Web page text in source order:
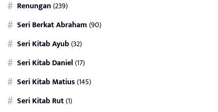
Renungan(239)
Seri Berkat Abraham(90)
Seri Kitab Ayub(32)
Seri Kitab Daniel(17)
Seri Kitab Matius(145)
Seri Kitab Rut(1)